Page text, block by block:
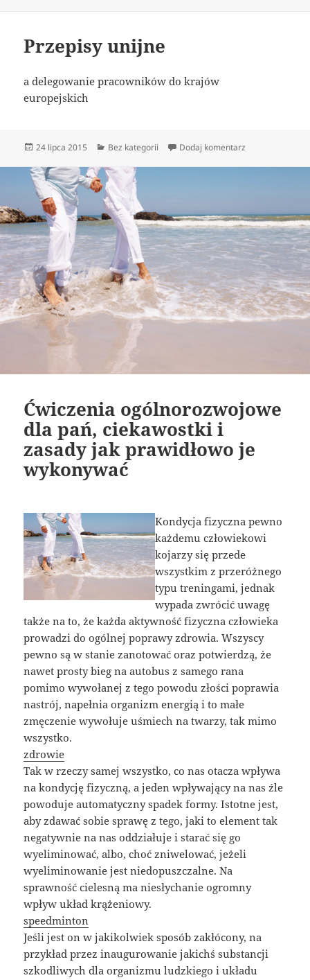
Przepisy unijne
a delegowanie pracowników do krajów
europejskich
Data
24 lipca 2015 Kategorie
Bez kategorii Dodaj komentarz
Ćwiczenia ogólnorozwojowe
dla pań, ciekawostki i
zasady jak prawidłowo je
wykonywać
Kondycja fizyczna pewno
każdemu człowiekowi
kojarzy się przede
wszystkim z przeróżnego
typu treningami, jednak
wypada zwrócić uwagę
także na to, że każda aktywność fizyczna człowieka
prowadzi do ogólnej poprawy zdrowia. Wszyscy
pewno są w stanie zanotować oraz potwierdzą, że
nawet prosty bieg na autobus z samego rana
pomimo wywołanej z tego powodu złości poprawia
nastrój, napełnia organizm energią i to małe
zmęczenie wywołuje uśmiech na twarzy, tak mimo
wszystko.
zdrowie
Tak w rzeczy samej wszystko, co nas otacza wpływa
na kondycję fizyczną, a jeden wpływający na nas źle
powoduje automatyczny spadek formy. Istotne jest,
aby zdawać sobie sprawę z tego, jaki to element tak
negatywnie na nas oddziałuje i starać się go
wyeliminować, albo, choć zniwelować, jeżeli
wyeliminowanie jest niedopuszczalne. Na
sprawność cielesną ma niesłychanie ogromny
wpływ układ krążeniowy.
speedminton
Jeśli jest on w jakikolwiek sposób zakłócony, na
przykład przez inaugurowanie jakichś substancji
szkodliwych dla organizmu ludzkiego i układu